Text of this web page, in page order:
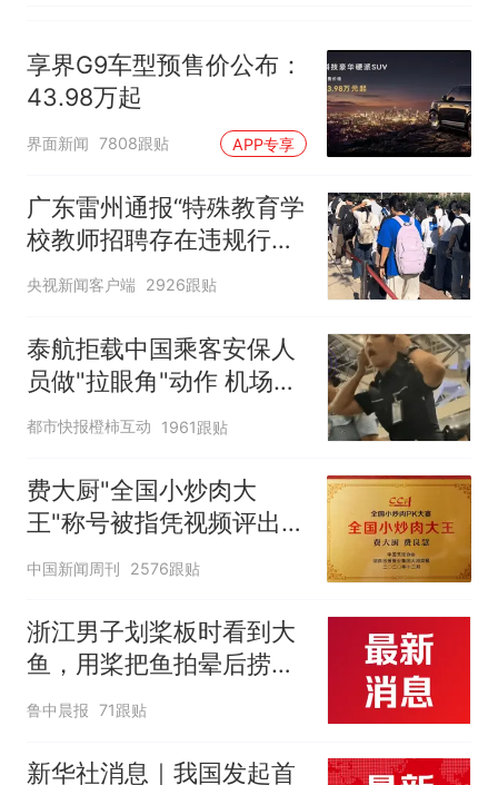
手绘图做头像
享界G9车型预售价公布：
43.98万起
界面新闻 7808跟贴 APP专享
广东雷州通报“特殊教育学
校教师招聘存在违规行
为”：已启动问责程序 副
央视新闻客户端 2926跟贴
泰航拒载中国乘客安保人
员做"拉眼角"动作 机场再
回应
都市快报橙柿互动 1961跟贴
费大厨"全国小炒肉大
王"称号被指凭视频评出
官方回应
中国新闻周刊 2576跟贴
浙江男子划桨板时看到大
鱼，用桨把鱼拍晕后捞
起；当事人：鱼重7斤6
味道很好
鲁中晨报 71跟贴
新华社消息｜我国发起首